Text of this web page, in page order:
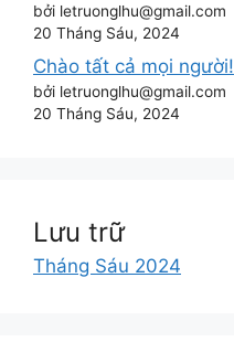
bởi letruonglhu@gmail.com
20 Tháng Sáu, 2024
Chào tất cả mọi người!
bởi letruonglhu@gmail.com
20 Tháng Sáu, 2024
Lưu trữ
Tháng Sáu 2024